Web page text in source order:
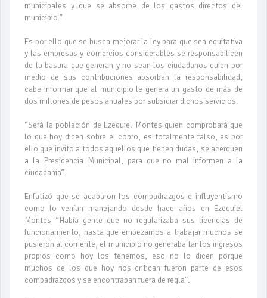
municipales y que se absorbe de los gastos directos del
municipio.”
Es por ello que se busca mejorar la ley para que sea equitativa
y las empresas y comercios considerables se responsabilicen
de la basura que generan y no sean los ciudadanos quien por
medio de sus contribuciones absorban la responsabilidad,
cabe informar que al municipio le genera un gasto de más de
dos millones de pesos anuales por subsidiar dichos servicios.
“Será la población de Ezequiel Montes quien comprobará que
lo que hoy dicen sobre el cobro, es totalmente falso, es por
ello que invito a todos aquellos que tienen dudas, se acerquen
a la Presidencia Municipal, para que no mal informen a la
ciudadanía”.
Enfatizó que se acabaron los compadrazgos e influyentismo
como lo venían manejando desde hace años en Ezequiel
Montes “Había gente que no regularizaba sus licencias de
funcionamiento, hasta que empezamos a trabajar muchos se
pusieron al corriente, el municipio no generaba tantos ingresos
propios como hoy los tenemos, eso no lo dicen porque
muchos de los que hoy nos critican fueron parte de esos
compadrazgos y se encontraban fuera de regla”.